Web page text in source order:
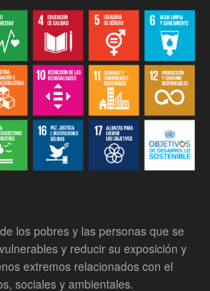
los pobres y las personas que se
y reducir su exposición y
extremos relacionados con el
sociales y ambientales.